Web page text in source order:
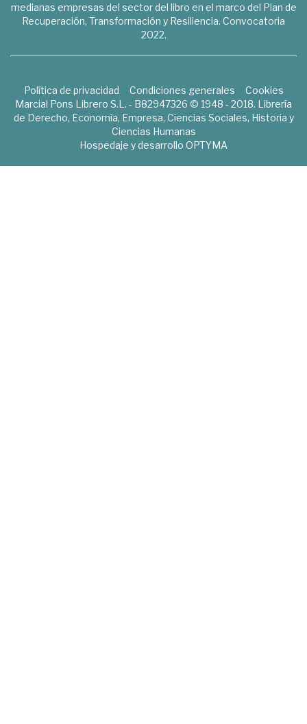
medianas empresas del sector del libro en el marco del Plan de
Recuperación, Transformación y Resiliencia. Convocatoria
2022.
Política de privacidad Condiciones generales
Cookies
Marcial Pons Librero S.L. - B82947326 © 1948 - 2018. Librería
de Derecho, Economía, Empresa, Ciencias Sociales, Historia y
Ciencias Humanas
Hospedaje y desarrollo OPTYMA